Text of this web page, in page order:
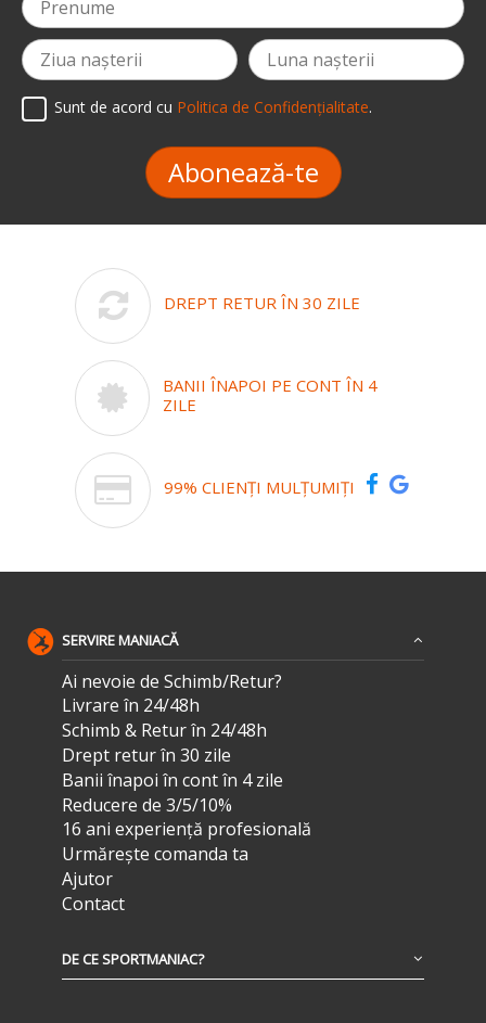
Sunt de acord cu Politica de Confidențialitate.
Abonează-te
DREPT RETUR ÎN 30 ZILE
BANII ÎNAPOI PE CONT ÎN 4
ZILE
99% CLIENȚI MULȚUMIȚI
SERVIRE MANIACĂ
Ai nevoie de Schimb/Retur?
Livrare în 24/48h
Schimb & Retur în 24/48h
Drept retur în 30 zile
Banii înapoi în cont în 4 zile
Reducere de 3/5/10%
16 ani experiență profesională
Urmărește comanda ta
Ajutor
Contact
DE CE SPORTMANIAC?